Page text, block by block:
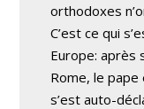
orthodoxes
C’est ce qui
Europe: après
Rome, le
s’est auto-